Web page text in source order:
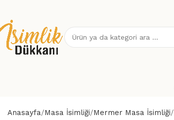
Anasayfa Masa İsimliği Mermer Masa İsimliği